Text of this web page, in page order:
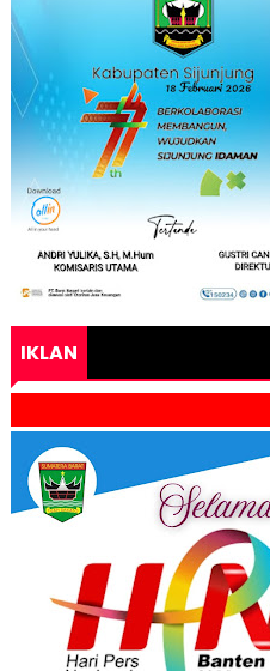
IKLAN